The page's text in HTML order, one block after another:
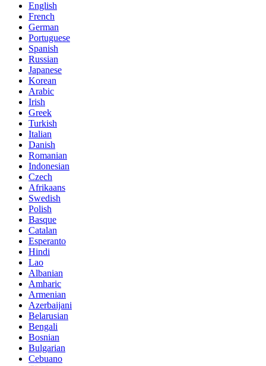
English
French
German
Portuguese
Spanish
Russian
Japanese
Korean
Arabic
Irish
Greek
Turkish
Italian
Danish
Romanian
Indonesian
Czech
Afrikaans
Swedish
Polish
Basque
Catalan
Esperanto
Hindi
Lao
Albanian
Amharic
Armenian
Azerbaijani
Belarusian
Bengali
Bosnian
Bulgarian
Cebuano